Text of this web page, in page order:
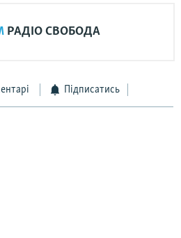
РАДІО СВОБОДА
Підписатись